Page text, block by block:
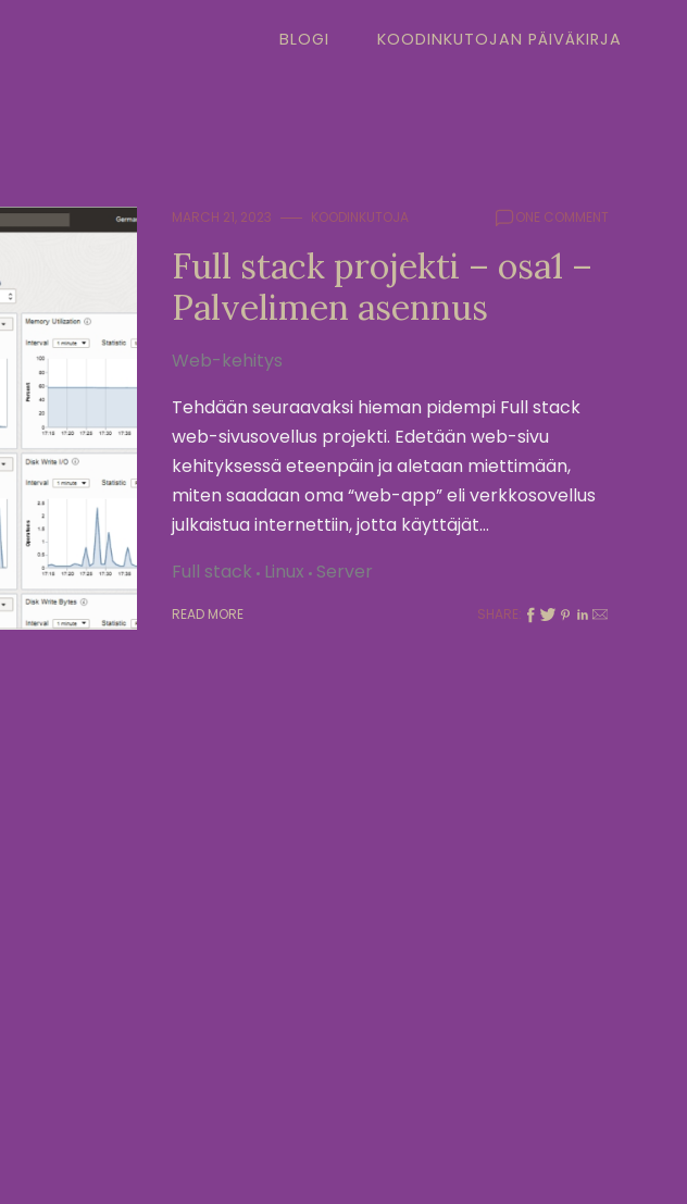
BLOGI KOODINKUTOJAN PÄIVÄKIRJA
MARCH 21, 2023 KOODINKUTOJA ONE COMMENT
Full stack projekti – osa1 –
Palvelimen asennus
Web-kehitys
Tehdään seuraavaksi hieman pidempi Full stack
web-sivusovellus projekti. Edetään web-sivu
kehityksessä eteenpäin ja aletaan miettimään,
miten saadaan oma “web-app” eli verkkosovellus
julkaistua internettiin, jotta käyttäjät…
Full stack
Linux Server
READ MORE SHARE: